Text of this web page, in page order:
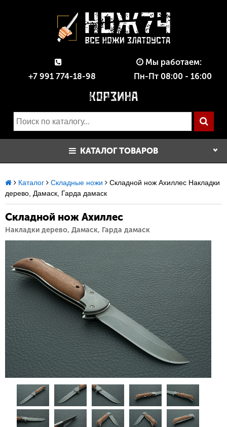
+7 991 774-18-98
Мы работаем:
Пн-Пт 08:00 - 16:00
КАТАЛОГ ТОВАРОВ
Каталог Складные ножи
Складной нож Ахиллес Накладки
дерево, Дамаск, Гарда дамаск
Складной нож Ахиллес
Накладки дерево, Дамаск, Гарда дамаск